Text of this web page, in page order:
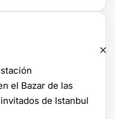
el Bazar de las
de Istanbul